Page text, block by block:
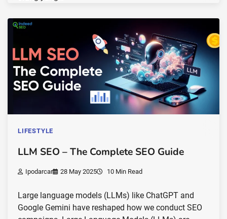
LIFESTYLE
LLM SEO – The Complete SEO Guide
Ipodarcar 28 May 2025 10 Min Read
Large language models (LLMs) like ChatGPT and
Google Gemini have reshaped how we conduct SEO